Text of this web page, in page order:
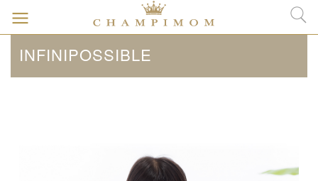
INFINIPOSSIBLE